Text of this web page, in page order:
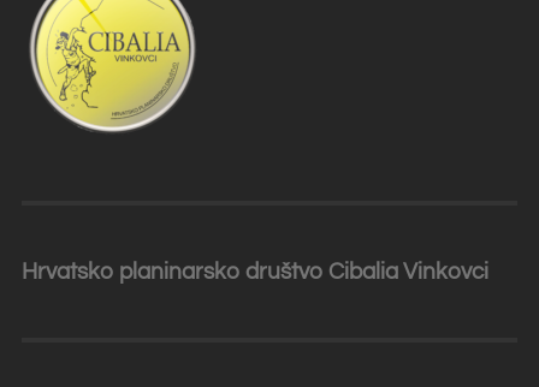
Hrvatsko planinarsko društvo Cibalia Vinkovci